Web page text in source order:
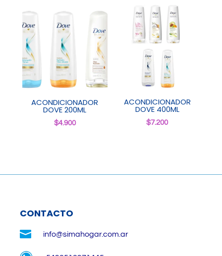
ACONDICIONADOR
DOVE 200ML
$4.900
ACONDICIONADOR
DOVE 400ML
$7.200
CONTACTO
 info@simahogar.com.ar